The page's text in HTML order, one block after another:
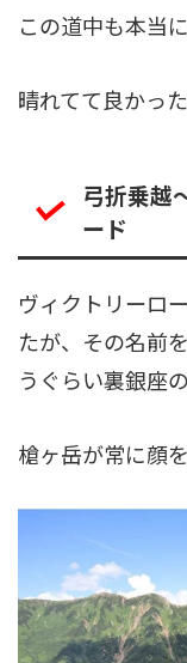
この道中も本当
晴れてて良かっ
弓折乗越
ード
ヴィクトリーロ
たが、その名前
うぐらい裏銀座
槍ヶ岳が常に顔